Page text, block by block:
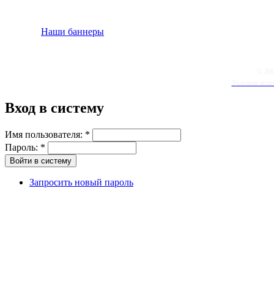
Наши баннеры
Вход в систему
Имя пользователя: *
Пароль: *
Запросить новый пароль